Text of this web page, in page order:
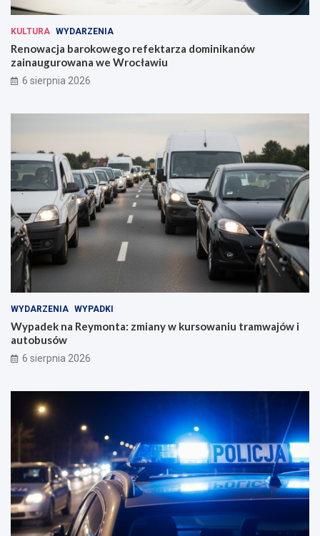
KULTURA WYDARZENIA
Renowacja barokowego refektarza dominikanów
zainaugurowana we Wrocławiu
6 sierpnia 2026
WYDARZENIA WYPADKI
Wypadek na Reymonta: zmiany w kursowaniu tramwajów i
autobusów
6 sierpnia 2026